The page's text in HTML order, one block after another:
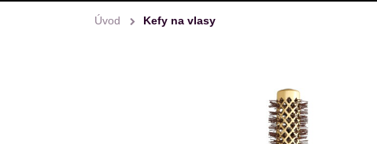
Úvod Kefy na vlasy